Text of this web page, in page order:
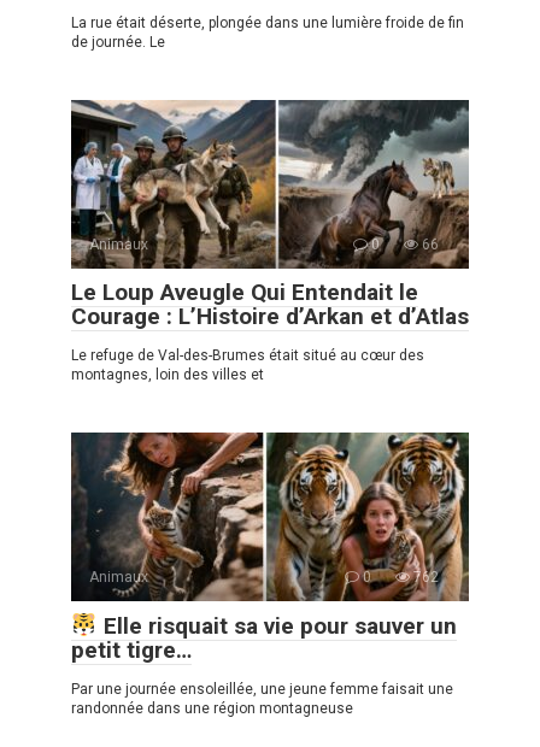
La rue était déserte, plongée dans une lumière froide de fin
de journée. Le
Animaux 0 66
Le Loup Aveugle Qui Entendait le
Courage : L’Histoire d’Arkan et d’Atlas
Le refuge de Val-des-Brumes était situé au cœur des
montagnes, loin des villes et
Animaux 0 762
Elle risquait sa vie pour sauver un
petit tigre…
Par une journée ensoleillée, une jeune femme faisait une
randonnée dans une région montagneuse